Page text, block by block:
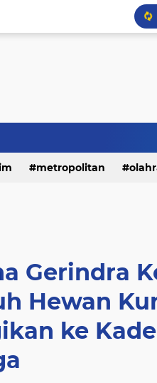
metropolitan
Gerindra
Hewan
ke